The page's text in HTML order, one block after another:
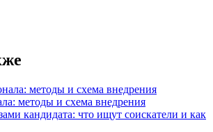
методы и схема внедрения